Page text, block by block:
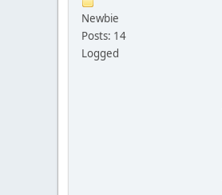
Newbie
Posts: 14
Logged